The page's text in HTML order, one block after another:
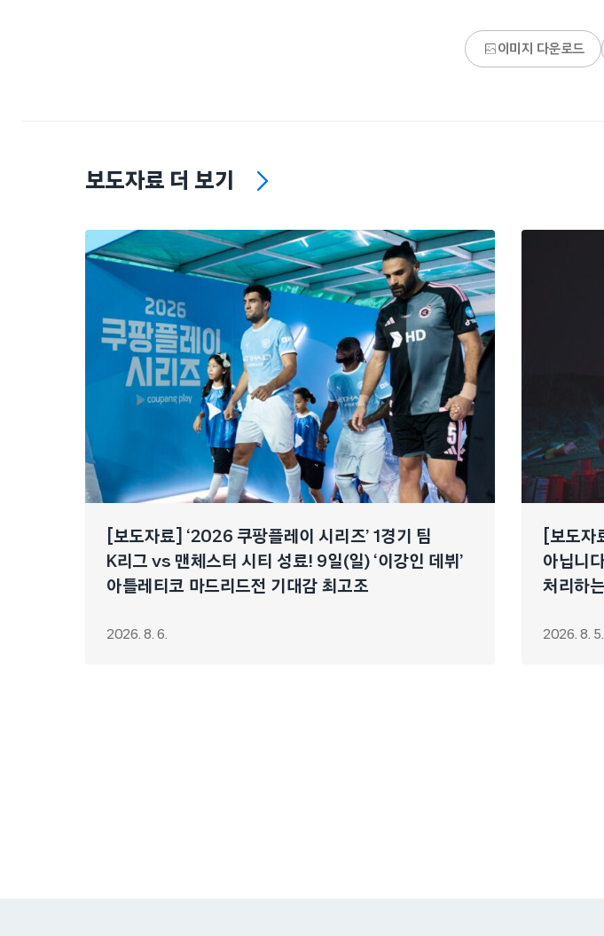
이미지 다운로드
보도자료 더 보기
[보도자료] ‘2026 쿠팡플레이 시리즈’ 1경기 팀
K리그 vs 맨체스터 시티 성료! 9일(일) ‘이강인 데뷔’
아틀레티코 마드리드전 기대감 최고조
2026. 8. 6.
[보도
아닙니
처리하
2026. 8. 5.